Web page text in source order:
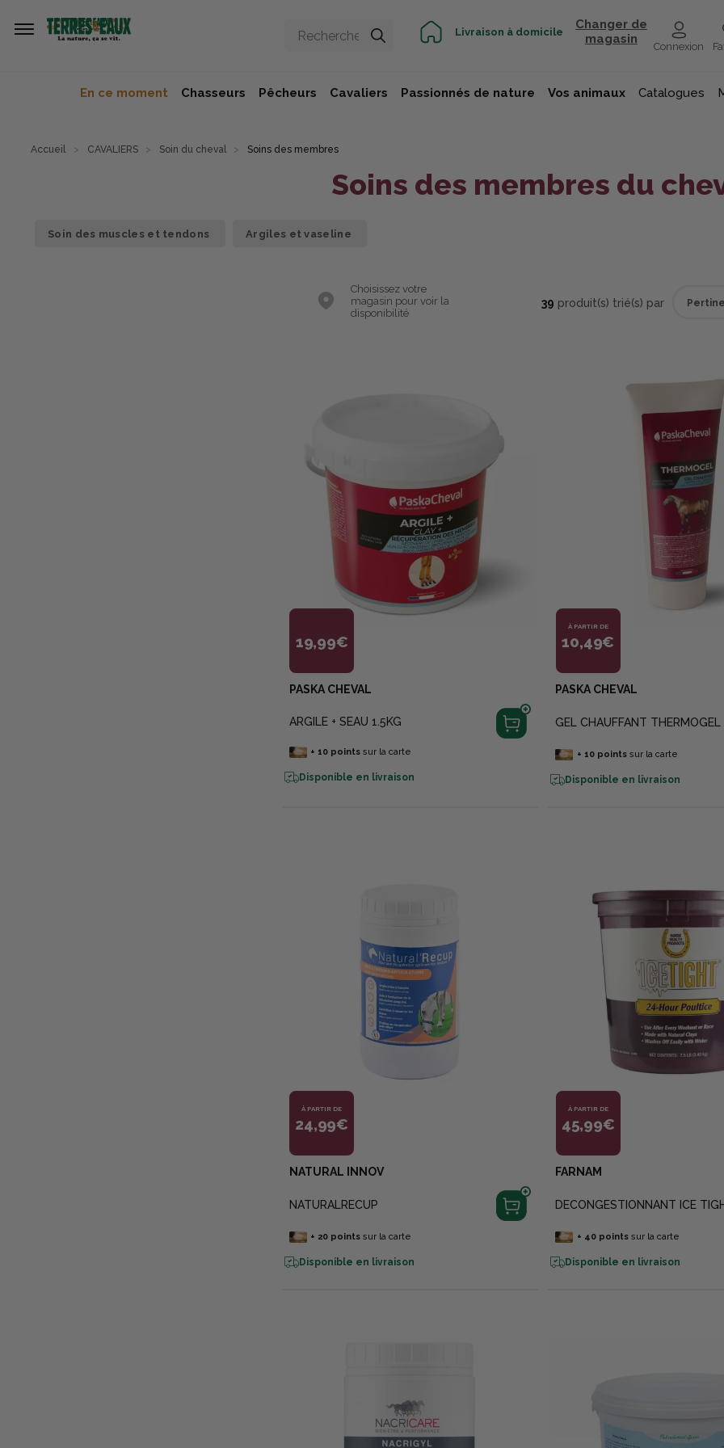
Livraison à domicile
Changer de
magasin
Connexion
En ce moment Chasseurs Pêcheurs Cavaliers Passionnés de nature Vos animaux Catalogues
Accueil CAVALIERS Soin du cheval Soins des membres
Soins des membres du
Soin des muscles et tendons Argiles et vaseline
Choisissez votre
magasin pour voir la
disponibilité
39 produit(s) trié(s) par
19,99€
PASKA CHEVAL
ARGILE + SEAU 1.5KG
+ 10 points sur la carte
Disponible en livraison
À PARTIR DE
10,49€
PASKA CHEVAL
GEL CHAUFFANT
+ 10pointssur la carte
Disponible en livraison
À PARTIR DE
24,99€
NATURAL INNOV
NATURALRECUP
+ 20 points sur la carte
Disponible en livraison
À PARTIR DE
45,99€
FARNAM
DECONGESTIONNANT ICE
+ 40pointssur la carte
Disponible en livraison